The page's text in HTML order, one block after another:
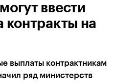
ввести
контракты на
выплаты контрактникам
ряд министерств